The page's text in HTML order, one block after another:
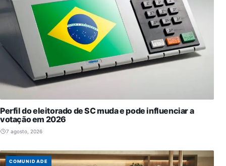
Perfil do eleitorado de SC muda e pode influenciar a
votação em 2026
7 agosto, 2026
COMUNIDADE